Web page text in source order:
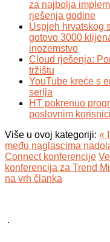
za najbolja
rješenja godine
Uspjeh hrvatskog
gotovo 3000
inozemstvo
Cloud rješenja:
tržištu
YouTube kreće s
serija
HT pokrenuo
poslovnim
Više u ovoj kategoriji: «
među naglascima
Connect konferencije
konferencija za Trend
na vrh članka
.